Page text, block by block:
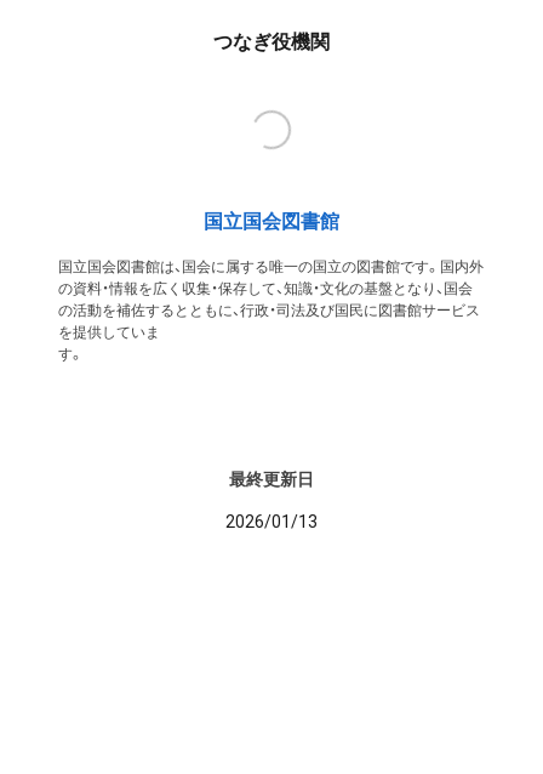
つなぎ役機関
国立国会図書館
国立国会図書館は、国会に属する唯一の国立の図書館です。国内外
の資料・情報を広く収集・保存して、知識・文化の基盤となり、国会
の活動を補佐するとともに、行政・司法及び国民に図書館サービス
を提供していま
す
最終更新日
2026/01/13